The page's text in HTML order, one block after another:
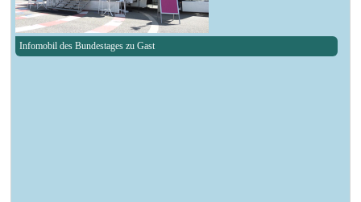
Infomobil des Bundestages zu Gast